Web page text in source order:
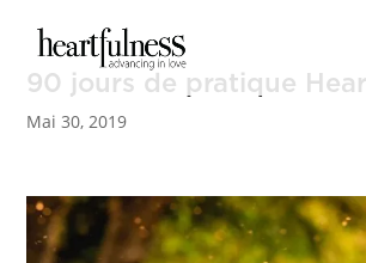
90 jours de pratique
Mai 30, 2019